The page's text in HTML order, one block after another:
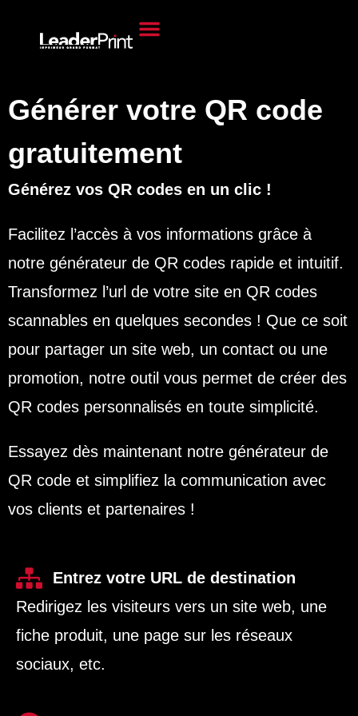
Générer votre QR code
gratuitement
Générez vos QR codes en un clic !
Facilitez l’accès à vos informations grâce à
notre générateur de QR codes rapide et intuitif.
Transformez l’url de votre site en QR codes
scannables en quelques secondes ! Que ce soit
pour partager un site web, un contact ou une
promotion, notre outil vous permet de créer des
QR codes personnalisés en toute simplicité.
Essayez dès maintenant notre générateur de
QR code et simplifiez la communication avec
vos clients et partenaires !
Entrez votre URL de destination
Redirigez les visiteurs vers un site web, une
fiche produit, une page sur les réseaux
sociaux, etc.